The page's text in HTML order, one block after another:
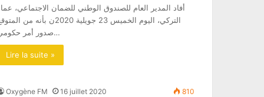
أفاد المدير العام للصندوق الوطني للضمان الاجتماعي،
التركي، اليوم الخميس 23 جويلية 2020ن بأنه من
صدور أمر حكومي…
Lire la suite »
Oxygène FM 16 juillet 2020 810